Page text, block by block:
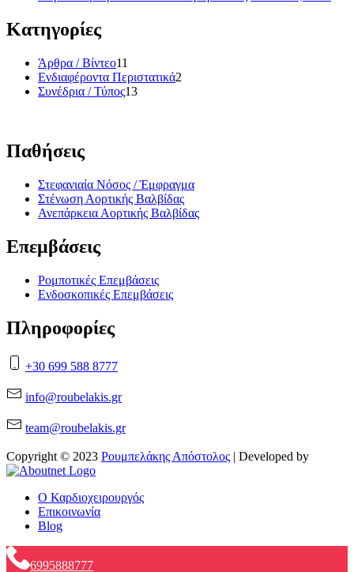
Κατηγορίες
Άρθρα / Βίντεο11
Ενδιαφέροντα Περιστατικά2
Συνέδρια / Τύπος13
Παθήσεις
Στεφανιαία Νόσος / Έμφραγμα
Στένωση Αορτικής Βαλβίδας
Ανεπάρκεια Αορτικής Βαλβίδας
Επεμβάσεις
Ρομποτικές Επεμβάσεις
Ενδοσκοπικές Επεμβάσεις
Πληροφορίες
+30 699 588 8777
info@roubelakis.gr
team@roubelakis.gr
Copyright © 2023 Ρουμπελάκης Απόστολος | Developed by
O Καρδιοχειρουργός
Επικοινωνία
Blog
6995888777